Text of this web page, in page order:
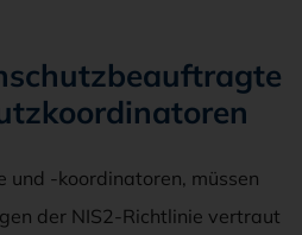
-koordinatoren, müssen
der NIS2-Richtlinie vertraut